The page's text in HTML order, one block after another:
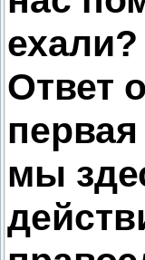
Ответ
мы